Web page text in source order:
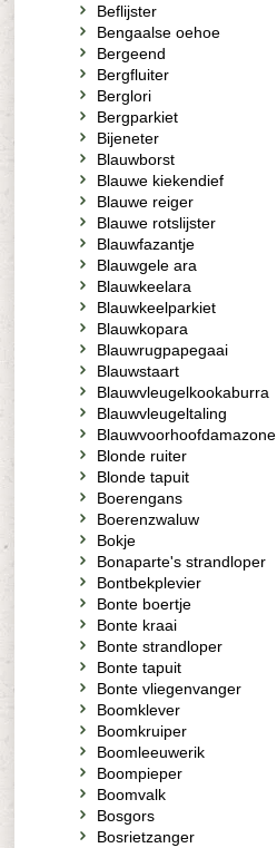
Beflijster
Bengaalse oehoe
Bergeend
Bergfluiter
Berglori
Bergparkiet
Bijeneter
Blauwborst
Blauwe kiekendief
Blauwe reiger
Blauwe rotslijster
Blauwfazantje
Blauwgele ara
Blauwkeelara
Blauwkeelparkiet
Blauwkopara
Blauwrugpapegaai
Blauwstaart
Blauwvleugelkookaburra
Blauwvleugeltaling
Blauwvoorhoofdamazone
Blonde ruiter
Blonde tapuit
Boerengans
Boerenzwaluw
Bokje
Bonaparte's strandloper
Bontbekplevier
Bonte boertje
Bonte kraai
Bonte strandloper
Bonte tapuit
Bonte vliegenvanger
Boomklever
Boomkruiper
Boomleeuwerik
Boompieper
Boomvalk
Bosgors
Bosrietzanger